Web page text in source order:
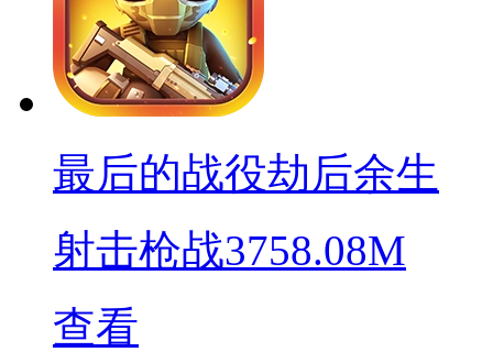
最后的战役劫后余生
射击枪战3758.08M
查看